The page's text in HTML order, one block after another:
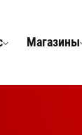
Магазины